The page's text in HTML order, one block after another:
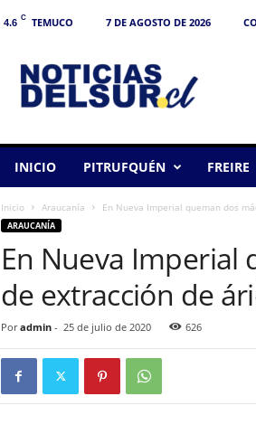
4.6 C TEMUCO 7 DE AGOSTO DE 2026
INICIO PITRUFQUÉN FREIRE
Inicio Araucanía En Nueva Imperial queman dos
ARAUCANÍA
En Nueva Imperial
de extracción de
Por admin- 25 de julio de 2020 626